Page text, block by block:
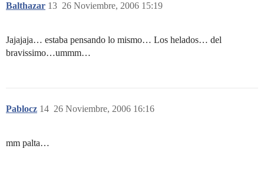
Balthazar 26 Noviembre, 2006 15:19
13
Jajajaja… estaba pensando lo mismo… Los helados… del
bravissimo…ummm…
Pablocz 26 Noviembre, 2006 16:16
14
mm palta…